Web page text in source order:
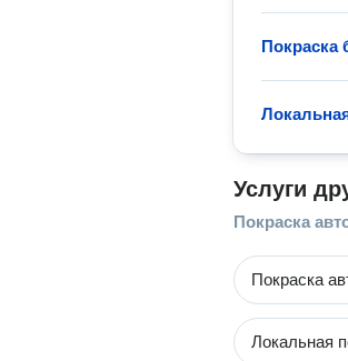
Покраска
Услуги
Покраска
Покраска
Локальная